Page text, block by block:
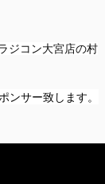
ジコン大宮店の村
ンサー致します。